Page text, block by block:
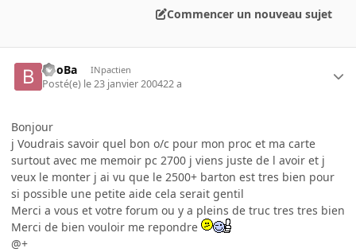
Commencer un nouveau sujet
BooBa INpactien
Posté(e) le 23 janvier 200422 a
Bonjour
j Voudrais savoir quel bon o/c pour mon proc et ma carte
surtout avec me memoir pc 2700 j viens juste de l avoir et j
veux le monter j ai vu que le 2500+ barton est tres bien pour
si possible une petite aide cela serait gentil
Merci a vous et votre forum ou y a pleins de truc tres tres bien
Merci de bien vouloir me repondre
@+